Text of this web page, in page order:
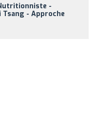
-
Tsang - Approche